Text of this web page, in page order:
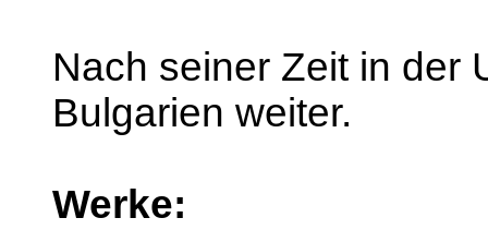
Nach seiner Zeit in der
Bulgarien weiter.
Werke: